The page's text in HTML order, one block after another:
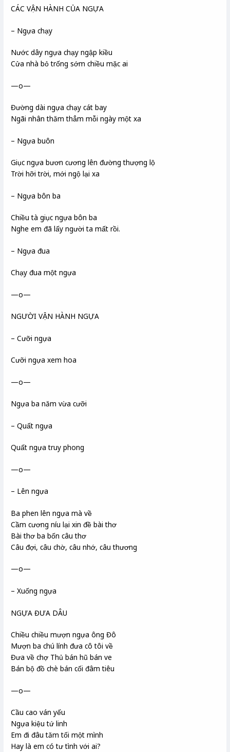
CÁC VẬN HÀNH CỦA NGỰA
– Ngựa chạy
Nước dây ngựa chạy ngập kiều
Cửa nhà bỏ trống sớm chiều mặc ai
—o—
Đường dài ngựa chạy cát bay
Ngãi nhân thăm thẳm mỗi ngày một xa
– Ngựa buôn
Giục ngựa bươn cương lên đường thượng lộ
Trời hỡi trời, mới ngộ lại xa
– Ngựa bôn ba
Chiều tà giục ngựa bôn ba
Nghe em đã lấy người ta mất rồi.
– Ngựa đua
Chạy đua một ngựa
—o—
NGƯỜI VẬN HÀNH NGỰA
– Cưỡi ngựa
Cưỡi ngựa xem hoa
—o—
Ngựa ba năm vừa cưỡi
– Quất ngựa
Quất ngựa truy phong
—o—
– Lên ngựa
Ba phen lên ngựa mà về
Cầm cương níu lại xin đề bài thơ
Bài thơ ba bốn câu thơ
Câu đợi, câu chờ, câu nhớ, câu thương
—o—
– Xuống ngựa
NGỰA ĐƯA DÂU
Chiều chiều mượn ngựa ông Đô
Mượn ba chú lính đưa cô tôi về
Đưa về chợ Thủ bán hũ bán ve
Bán bộ đồ chè bán cối đâm tiêu
—o—
Cầu cao ván yếu
Ngựa kiệu tứ linh
Em đi đâu tăm tối một mình
Hay là em có tư tình với ai?